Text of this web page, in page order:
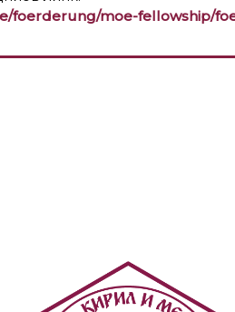
foerderung/moe-fellowship/